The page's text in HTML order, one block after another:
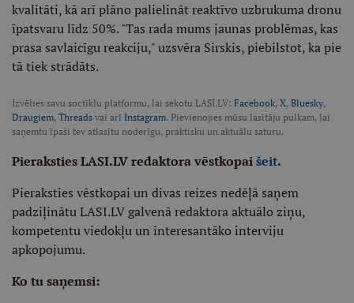
kvalitāti, kā arī plāno palielināt reaktīvo uzbrukuma dronu
īpatsvaru līdz 50%. "Tas rada mums jaunas problēmas, kas
prasa savlaicīgu reakciju," uzsvēra Sirskis, piebilstot, ka pie
tā tiek strādāts.
Izvēlies savu soctīklu platformu, lai sekotu LASI.LV: Facebook, X, Bluesky,
Draugiem, Threads vai arī Instagram. Pievienojies mūsu lasītāju pulkam, lai
saņemtu īpaši tev atlasītu noderīgu, praktisku un aktuālu saturu.
Pieraksties LASI.LV redaktora vēstkopaišeit.
Pieraksties vēstkopai un divas reizes nedēļā saņem
padziļinātu LASI.LV galvenā redaktora aktuālo ziņu,
kompetentu viedokļu un interesantāko interviju
apkopojumu.
Ko tu saņemsi: